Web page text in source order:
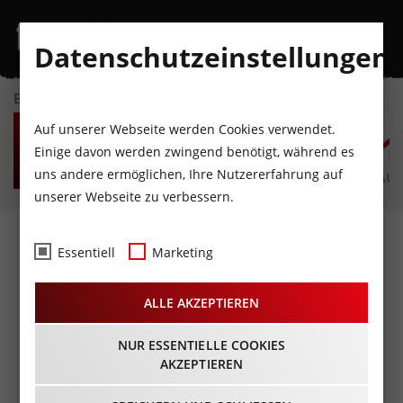
EVENTKALENDER
FR
7
AUGUST
SA
8
AUGUST
SO
9
AUGUST
MO
10
AUGUST
DI
11
AUGUST
Fotos- Präsentation
Innsbruck
Spiel@Wagner`sche
21.10.2020
Datenschutzeinstellungen
Auf unserer Webseite werden Cookies verwendet.
Einige davon werden zwingend benötigt, während es
uns andere ermöglichen, Ihre Nutzererfahrung auf
unserer Webseite zu verbessern.
Essentiell Marketing
ALLE AKZEPTIEREN
NUR ESSENTIELLE COOKIES
AKZEPTIEREN